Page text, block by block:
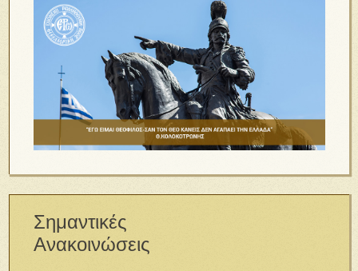
Σημαντικές
Ανακοινώσεις